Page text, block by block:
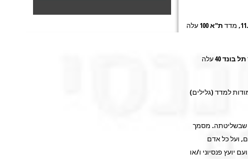
ת"א100עלה
תל בונד 40
עלה
למדד (גלילים)
שבשליטתה. מסמך
ועל כל אדם
יועץ פנסיוני ו/או